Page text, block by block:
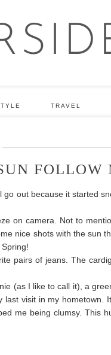
TRAVEL
FOLLOW
out because it started
on camera. Not to
nice shots with the sun
pairs of jeans. The
(as I like to call it), a
visit in my hometown.
me being clumsy. This